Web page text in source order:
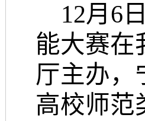
12月6
能大赛在
厅主办，
高校师范